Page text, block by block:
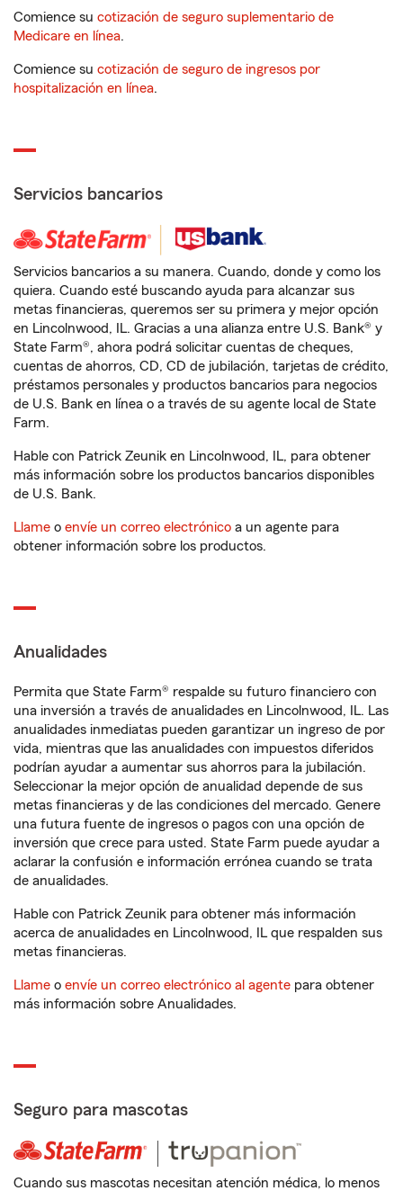
Comience su cotización de seguro suplementario de
Medicare en línea.
Comience su cotización de seguro de ingresos por
hospitalización en línea.
Servicios bancarios
Servicios bancarios a su manera. Cuando, donde y como los
quiera. Cuando esté buscando ayuda para alcanzar sus
metas financieras, queremos ser su primera y mejor opción
en Lincolnwood, IL. Gracias a una alianza entre U.S. Bank® y
State Farm®, ahora podrá solicitar cuentas de cheques,
cuentas de ahorros, CD, CD de jubilación, tarjetas de crédito,
préstamos personales y productos bancarios para negocios
de U.S. Bank en línea o a través de su agente local de State
Farm.
Hable con Patrick Zeunik en Lincolnwood, IL, para obtener
más información sobre los productos bancarios disponibles
de U.S. Bank.
Llame o envíe un correo electrónico a un agente para
obtener información sobre los productos.
Anualidades
Permita que State Farm® respalde su futuro financiero con
una inversión a través de anualidades en Lincolnwood, IL. Las
anualidades inmediatas pueden garantizar un ingreso de por
vida, mientras que las anualidades con impuestos diferidos
podrían ayudar a aumentar sus ahorros para la jubilación.
Seleccionar la mejor opción de anualidad depende de sus
metas financieras y de las condiciones del mercado. Genere
una futura fuente de ingresos o pagos con una opción de
inversión que crece para usted. State Farm puede ayudar a
aclarar la confusión e información errónea cuando se trata
de anualidades.
Hable con Patrick Zeunik para obtener más información
acerca de anualidades en Lincolnwood, IL que respalden sus
metas financieras.
Llame o envíe un correo electrónico al agente para obtener
más información sobre Anualidades.
Seguro para mascotas
Cuando sus mascotas necesitan atención médica, lo menos